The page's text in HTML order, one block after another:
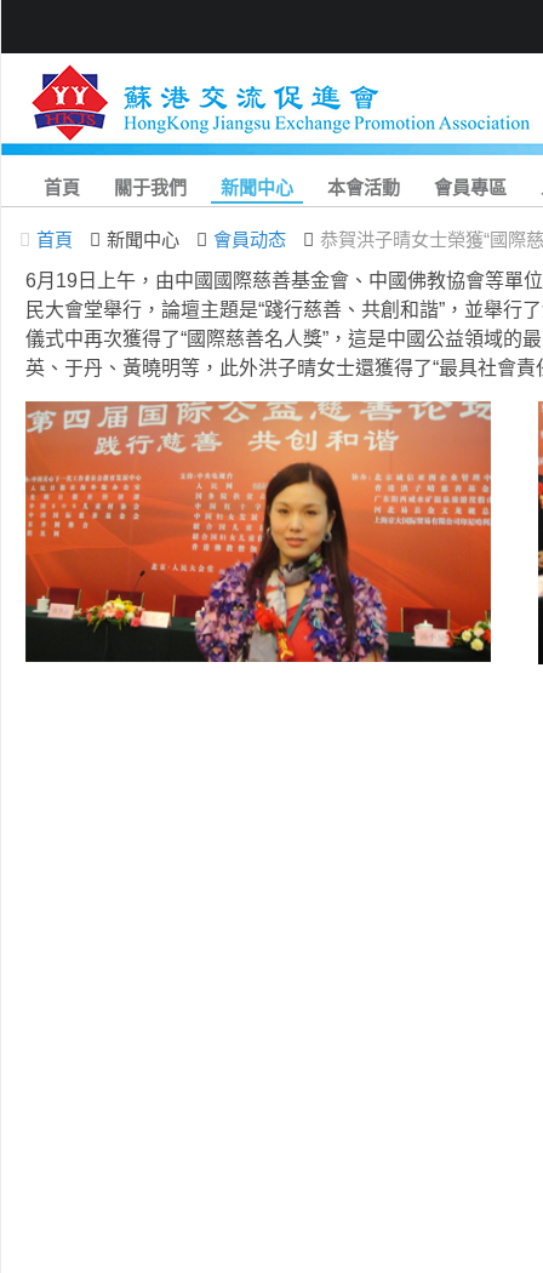
首頁 關于我們 新聞中心 本會活動 會員專區
首頁 新聞中心 會員动态
恭賀洪子晴女士榮獲“國際
6月19日上午，由中國國際慈善基金會、中國佛教協會等單
民大會堂舉行，論壇主題是“踐行慈善、共創和諧”，並舉行
儀式中再次獲得了“國際慈善名人獎”，這是中國公益領域的
英、于丹、黃曉明等，此外洪子晴女士還獲得了“最具社會責